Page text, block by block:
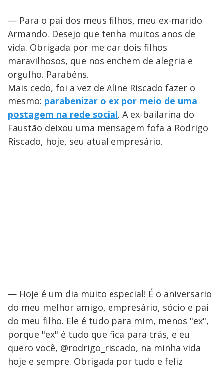
— Para o pai dos meus filhos, meu ex-marido
Armando. Desejo que tenha muitos anos de
vida. Obrigada por me dar dois filhos
maravilhosos, que nos enchem de alegria e
orgulho. Parabéns.
Mais cedo, foi a vez de Aline Riscado fazer o
mesmo: parabenizar o ex por meio de uma
postagem na rede social. A ex-bailarina do
Faustão deixou uma mensagem fofa a Rodrigo
Riscado, hoje, seu atual empresário.
— Hoje é um dia muito especial! É o aniversario
do meu melhor amigo, empresário, sócio e pai
do meu filho. Ele é tudo para mim, menos "ex",
porque "ex" é tudo que fica para trás, e eu
quero você, @rodrigo_riscado, na minha vida
hoje e sempre. Obrigada por tudo e feliz